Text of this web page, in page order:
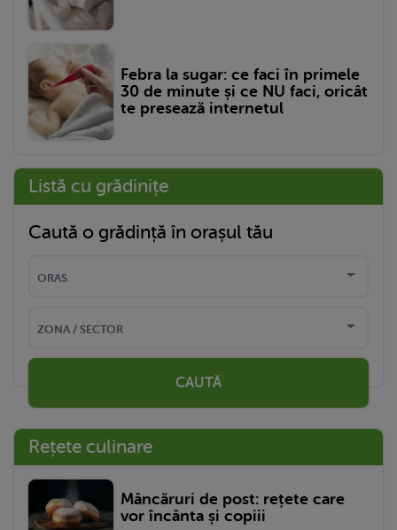
Febra la sugar: ce faci în primele
30 de minute și ce NU faci, oricât
te presează internetul
Listă cu grădinițe
Caută o grădință în orașul tău
CAUTĂ
Rețete culinare
Mâncăruri de post: rețete care
vor încânta și copiii